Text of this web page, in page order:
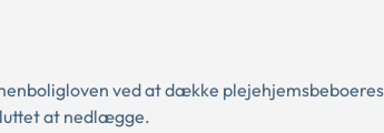
ved at dække
at nedlægge.